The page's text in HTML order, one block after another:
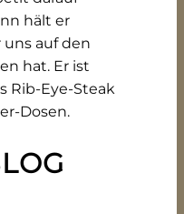
hält er
uns auf den
hat. Er ist
Rib-Eye-Steak
Dosen.